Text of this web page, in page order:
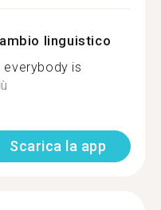
linguistico
is
Scarica la app